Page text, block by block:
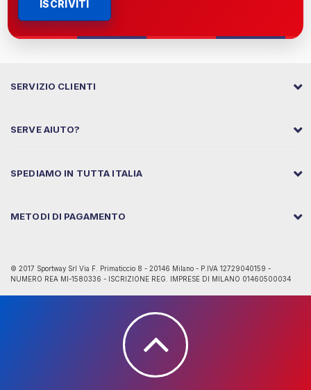
ISCRIVITI
SERVIZIO CLIENTI
SERVE AIUTO?
SPEDIAMO IN TUTTA ITALIA
METODI DI PAGAMENTO
© 2017 Sportway Srl Via F. Primaticcio 8 - 20146 Milano - P.IVA 12729040159 -
NUMERO REA MI-1580336 - ISCRIZIONE REG. IMPRESE DI MILANO 01460500034